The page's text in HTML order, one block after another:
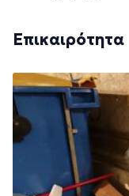
Επικαιρότητα